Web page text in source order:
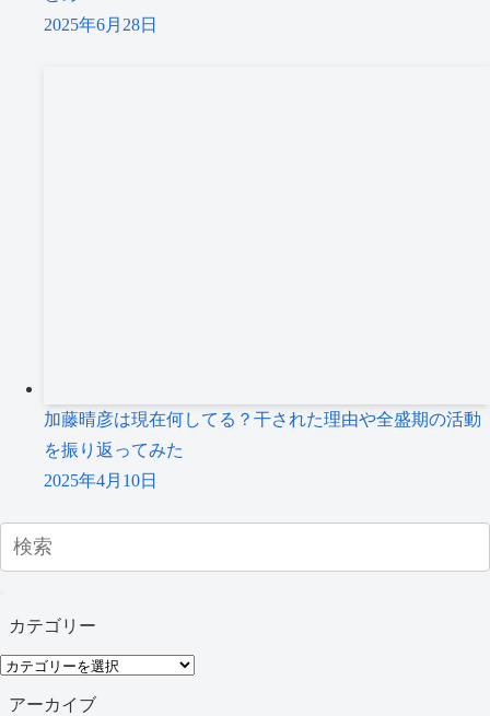
2025年6月28日
加藤晴彦は現在何してる？干された理由や全盛期の活動
を振り返ってみた
2025年4月10日
カテゴリー
カ
テ
アーカイブ